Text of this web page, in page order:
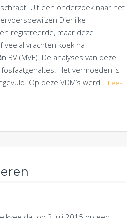
Uit een onderzoek naar het
Dierlijke
registreerde, maar deze
vrachten koek na
BV (MVF). De analyses van deze
Het vermoeden is
Op deze VDM’s werd… Lees